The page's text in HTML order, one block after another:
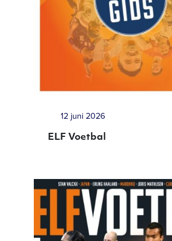
12 juni 2026
ELF Voetbal